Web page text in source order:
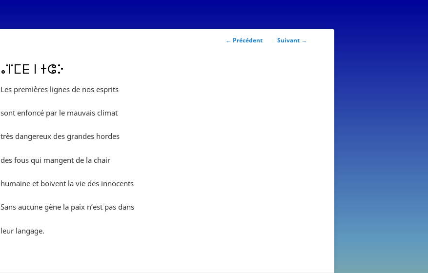
Navigation
← Précédent Suivant →
ⴰⴶⵎⴹ ⵏ ⵜⵛⴾ
Les premières lignes de nos esprits
sont enfoncé par le mauvais climat
très dangereux des grandes hordes
des fous qui mangent de la chair
humaine et boivent la vie des innocents
Sans aucune gène la paix n’est pas dans
leur langage.